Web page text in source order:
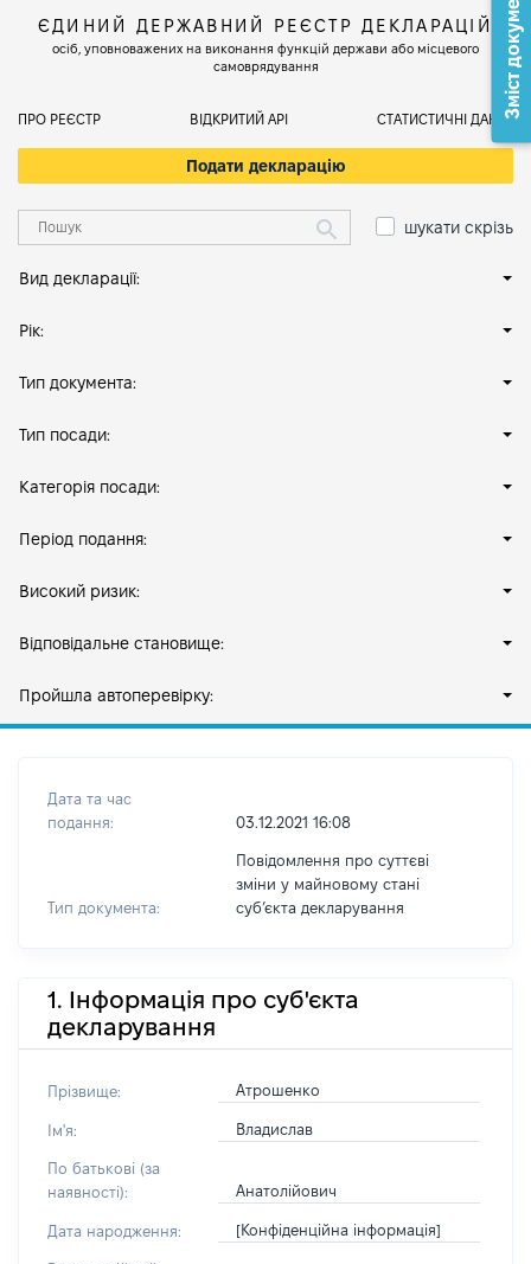
ЄДИНИЙ ДЕРЖАВНИЙ РЕЄСТР ДЕКЛАРАЦІЙ
осіб, уповноважених на виконання функцій держави або місцевого
самоврядування
ПРО РЕЄСТР ВІДКРИТИЙ АРІ СТАТИСТИЧНІ ДАНІ
Подати декларацію
шукати скрізь
Вид декларації:
Рік:
Тип документа:
Тип посади:
Категорія посади:
Період подання:
Високий ризик:
Відповідальне становище:
Пройшла автоперевірку:
Дата та час
подання:
03.12.2021 16:08
Тип документа:
Повідомлення про суттєві
зміни у майновому стані
субʼєкта декларування
1. Інформація про суб'єкта
декларування
Прізвище: Атрошенко
Ім'я: Владислав
По батькові (за
наявності):
Анатолійович
Дата народження: [Конфіденційна інформація]
Зміст документа